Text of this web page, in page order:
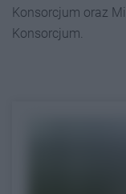
Konsorcjum oraz
Konsorcjum.